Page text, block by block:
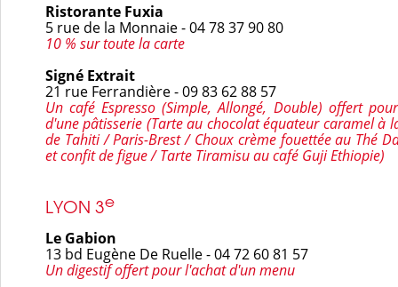
Ristorante Fuxia
5 rue de la Monnaie - 04 78 37 90 80
10 % sur toute la carte
Signé Extrait
21 rue Ferrandière - 09 83 62 88 57
Un café Espresso (Simple, Allongé, Double) offert
d'une pâtisserie (Tarte au chocolat équateur caramel à
de Tahiti / Paris-Brest / Choux crème fouettée au Thé
et confit de figue / Tarte Tiramisu au café Guji Ethiopie)
LYON 3e
Le Gabion
13 bd Eugène De Ruelle - 04 72 60 81 57
Un digestifoffert pour l'achat d'un menu